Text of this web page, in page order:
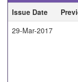
Issue Date
29-Mar-2017